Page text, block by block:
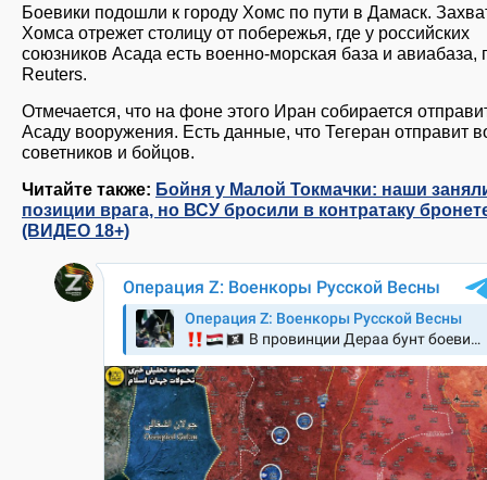
Боевики подошли к городу Хомс по пути в Дамаск.
Хомса отрежет столицу от побережья, где у российских
союзников Асада есть военно-морская база и авиабаза,
Reuters.
Отмечается, что на фоне этого Иран собирается
Асаду вооружения. Есть данные, что Тегеран отправит
советников и бойцов.
Читайте также: Бойня у Малой Токмачки: наши
позиции врага, но ВСУ бросили в контратаку
(ВИДЕО 18+)